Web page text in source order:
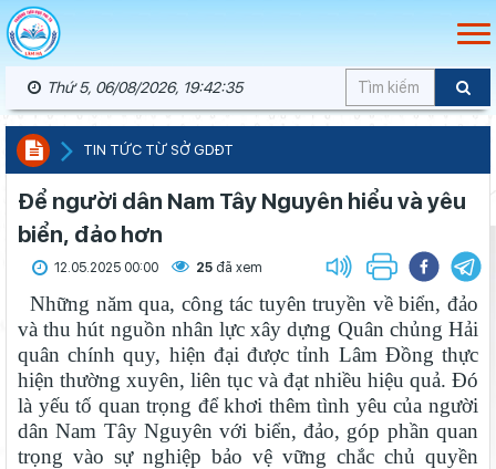
Thứ 5, 06/08/2026, 19:42:35
TIN TỨC TỪ SỞ GDĐT
Để người dân Nam Tây Nguyên hiểu và yêu
biển, đảo hơn
12.05.2025 00:00 25 đã xem
Những năm qua, công tác tuyên truyền về biển, đảo
và thu hút nguồn nhân lực xây dựng Quân chủng Hải
quân chính quy, hiện đại được tỉnh Lâm Đồng thực
hiện thường xuyên, liên tục và đạt nhiều hiệu quả. Đó
là yếu tố quan trọng để khơi thêm tình yêu của người
dân Nam Tây Nguyên với biển, đảo, góp phần quan
trọng vào sự nghiệp bảo vệ vững chắc chủ quyền